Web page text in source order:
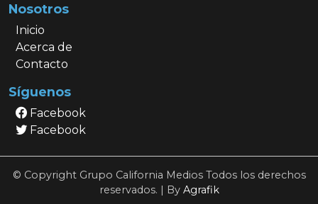
Nosotros
Inicio
Acerca de
Contacto
Síguenos
Facebook
Facebook
© Copyright Grupo California Medios Todos los derechos
reservados. | By Agrafik